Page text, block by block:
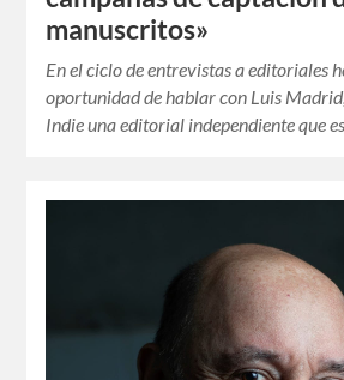
manuscritos»
En el ciclo de entrevistas a editoriales
oportunidad de hablar con Luis
Indie una editorial independiente que